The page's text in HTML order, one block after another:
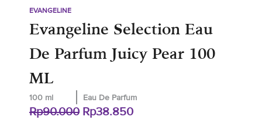
EVANGELINE
Evangeline Selection Eau
De Parfum Juicy Pear 100
ML
100 ml Eau De Parfum
Rp90.000 Original
Rp38.850Current